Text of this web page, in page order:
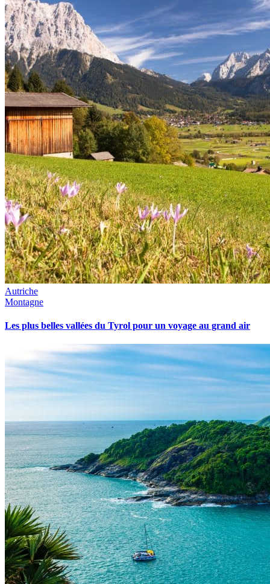
Autriche
Montagne
Les plus belles vallées du Tyrol pour un voyage au grand air